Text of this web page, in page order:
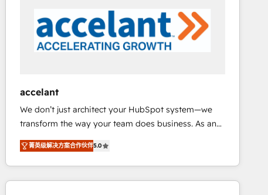
integrations - Marketing & sales solutions: digital
marketing, advertising, campaigns, content and
design We connect people, data and technology to
your challenge; our passionate and growth driven
team of 100+ experts is ready for you! Driving digital
growth | www.brightdigital.com
accelant
We don’t just architect your HubSpot system—we
transform the way your team does business. As an
Elite HubSpot Solutions Partner, we specialize in
creating tailored, end-to-end CRM solutions that
accelerate growth, improve operational efficiency,
and ensure faster time to value on HubSpot. What
菁英级解决方案合作伙伴5.0